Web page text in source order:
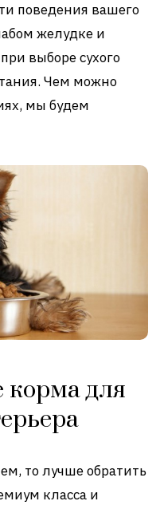
поведения вашего
желудке и
выборе сухого
Чем можно
мы будем
для
то лучше обратить
класса и